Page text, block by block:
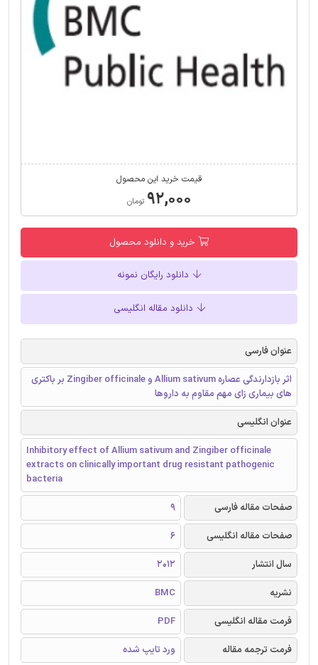
قیمت خرید این محصول
۹۲,۰۰۰ تومان
خرید و دانلود محصول
دانلود رایگان نمونه
دانلود مقاله انگلیسی
عنوان فارسی
اثر بازدارندگی عصاره Allium sativum و Zingiber officinale بر باکتری
های بیماری زای مهم مقاوم به داروها
عنوان انگلیسی
Inhibitory effect of Allium sativum and Zingiber officinale
extracts on clinically important drug resistant pathogenic
bacteria
صفحات مقاله فارسی
9
صفحات مقاله انگلیسی
6
سال انتشار
2012
نشریه
BMC
فرمت مقاله انگلیسی
PDF
فرمت ترجمه مقاله
ورد تایپ شده